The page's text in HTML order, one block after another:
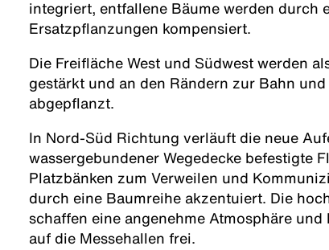
integriert, entfallene Bäume werden durch
Ersatzpflanzungen kompensiert.
Die Freifläche West und Südwest werden
gestärkt und an den Rändern zur Bahn
abgepflanzt.
In Nord-Süd Richtung verläuft die neue
wassergebundener Wegedecke befestigte
Platzbänken zum Verweilen und
durch eine Baumreihe akzentuiert. Die
schaffen eine angenehme Atmosphäre
auf die Messehallen frei.